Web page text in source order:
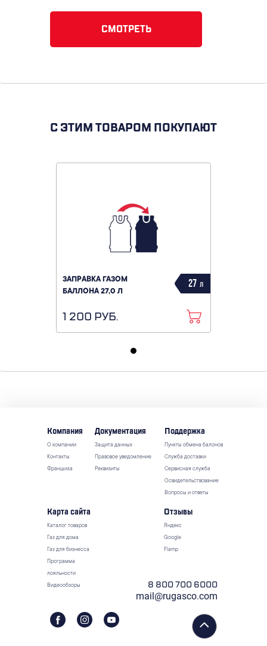
СМОТРЕТЬ
С ЭТИМ ТОВАРОМ ПОКУПАЮТ
ЗАПРАВКА ГАЗОМ
БАЛЛОНА 27,0 Л
27 л
1 200 РУБ.
Компания
О компании
Контакты
Франшиза
Документация
Защита данных
Правовое уведомление
Реквизиты
Поддержка
Пункты обмена балонов
Служба доставки
Сервисная служба
Освидетельствование
Вопросы и ответы
Карта сайта
Каталог товаров
Газ для дома
Газ для бизнесса
Программа
лояльности
Видеообзоры
Отзывы
Яндекс
Google
Flamp
8 800 700 6000
mail@rugasco.com